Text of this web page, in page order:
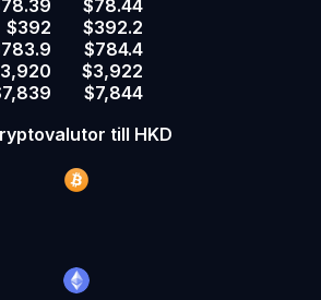
$78.44
$392 $392.2
$784.4
$3,922
$7,844
till HKD